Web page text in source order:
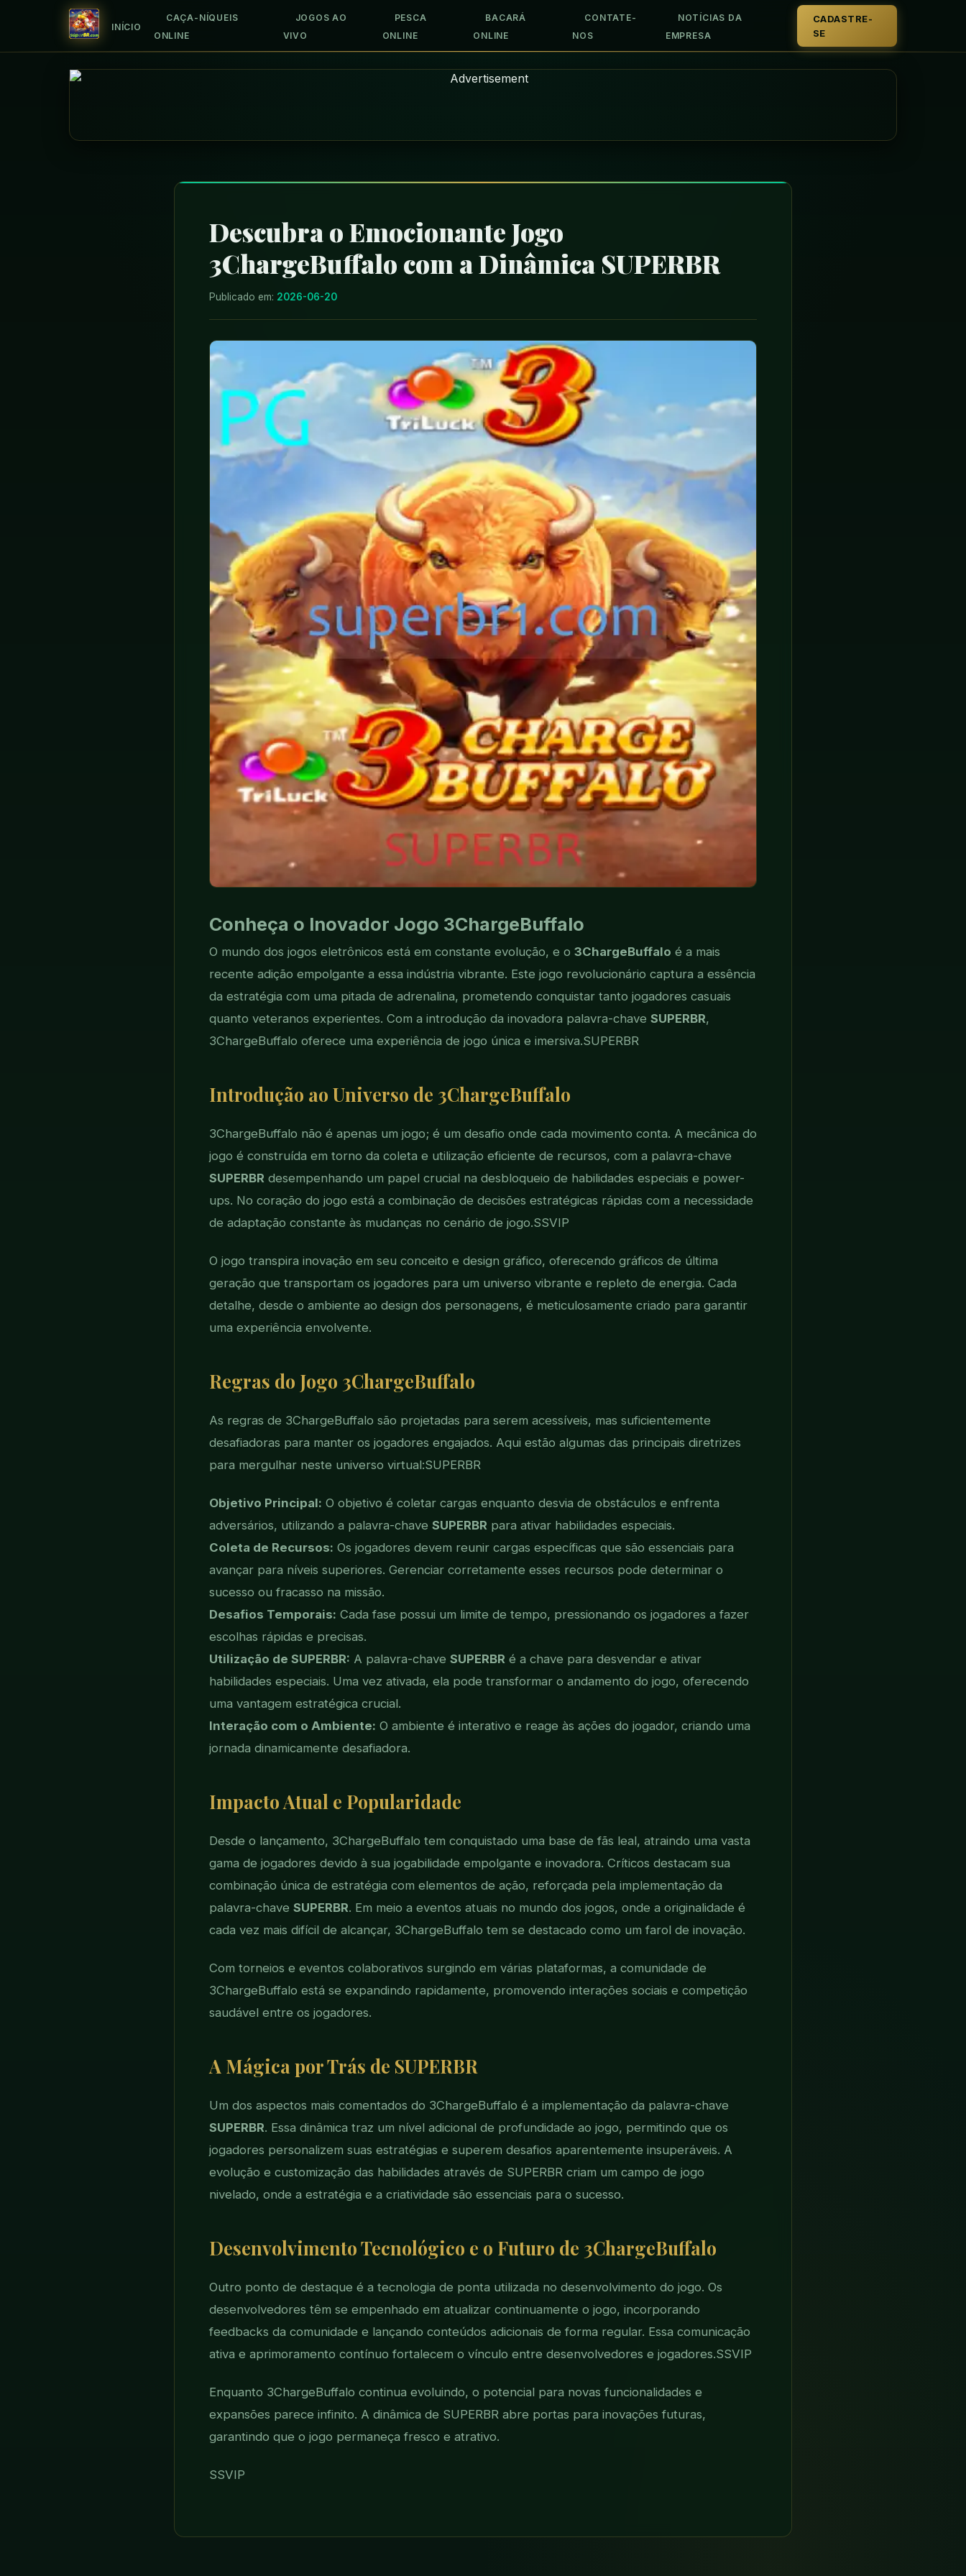
INÍCIO
CAÇA-NÍQUEIS
ONLINE
JOGOS AO
VIVO
PESCA
ONLINE
BACARÁ
ONLINE
CONTATE-
NOS
NOTÍCIAS DA
EMPRESA
CADASTRE-
SE
Descubra o Emocionante Jogo
3ChargeBuffalo com a Dinâmica SUPERBR
Publicado em: 2026-06-20
Conheça o Inovador Jogo 3ChargeBuffalo
O mundo dos jogos eletrônicos está em constante evolução, e o 3ChargeBuffalo é a mais
recente adição empolgante a essa indústria vibrante. Este jogo revolucionário captura a essência
da estratégia com uma pitada de adrenalina, prometendo conquistar tanto jogadores casuais
quanto veteranos experientes. Com a introdução da inovadora palavra-chave SUPERBR,
3ChargeBuffalo oferece uma experiência de jogo única e imersiva.SUPERBR
Introdução ao Universo de 3ChargeBuffalo
3ChargeBuffalo não é apenas um jogo; é um desafio onde cada movimento conta. A mecânica do
jogo é construída em torno da coleta e utilização eficiente de recursos, com a palavra-chave
SUPERBR desempenhando um papel crucial na desbloqueio de habilidades especiais e power-
ups. No coração do jogo está a combinação de decisões estratégicas rápidas com a necessidade
de adaptação constante às mudanças no cenário de jogo.SSVIP
O jogo transpira inovação em seu conceito e design gráfico, oferecendo gráficos de última
geração que transportam os jogadores para um universo vibrante e repleto de energia. Cada
detalhe, desde o ambiente ao design dos personagens, é meticulosamente criado para garantir
uma experiência envolvente.
Regras do Jogo 3ChargeBuffalo
As regras de 3ChargeBuffalo são projetadas para serem acessíveis, mas suficientemente
desafiadoras para manter os jogadores engajados. Aqui estão algumas das principais diretrizes
para mergulhar neste universo virtual:SUPERBR
Objetivo Principal: O objetivo é coletar cargas enquanto desvia de obstáculos e enfrenta
adversários, utilizando a palavra-chave SUPERBR para ativar habilidades especiais.
Coleta de Recursos: Os jogadores devem reunir cargas específicas que são essenciais para
avançar para níveis superiores. Gerenciar corretamente esses recursos pode determinar o
sucesso ou fracasso na missão.
Desafios Temporais: Cada fase possui um limite de tempo, pressionando os jogadores a fazer
escolhas rápidas e precisas.
Utilização de SUPERBR: A palavra-chave SUPERBR é a chave para desvendar e ativar
habilidades especiais. Uma vez ativada, ela pode transformar o andamento do jogo, oferecendo
uma vantagem estratégica crucial.
Interação com o Ambiente: O ambiente é interativo e reage às ações do jogador, criando uma
jornada dinamicamente desafiadora.
Impacto Atual e Popularidade
Desde o lançamento, 3ChargeBuffalo tem conquistado uma base de fãs leal, atraindo uma vasta
gama de jogadores devido à sua jogabilidade empolgante e inovadora. Críticos destacam sua
combinação única de estratégia com elementos de ação, reforçada pela implementação da
palavra-chave SUPERBR. Em meio a eventos atuais no mundo dos jogos, onde a originalidade é
cada vez mais difícil de alcançar, 3ChargeBuffalo tem se destacado como um farol de inovação.
Com torneios e eventos colaborativos surgindo em várias plataformas, a comunidade de
3ChargeBuffalo está se expandindo rapidamente, promovendo interações sociais e competição
saudável entre os jogadores.
A Mágica por Trás de SUPERBR
Um dos aspectos mais comentados do 3ChargeBuffalo é a implementação da palavra-chave
SUPERBR. Essa dinâmica traz um nível adicional de profundidade ao jogo, permitindo que os
jogadores personalizem suas estratégias e superem desafios aparentemente insuperáveis. A
evolução e customização das habilidades através de SUPERBR criam um campo de jogo
nivelado, onde a estratégia e a criatividade são essenciais para o sucesso.
Desenvolvimento Tecnológico e o Futuro de 3ChargeBuffalo
Outro ponto de destaque é a tecnologia de ponta utilizada no desenvolvimento do jogo. Os
desenvolvedores têm se empenhado em atualizar continuamente o jogo, incorporando
feedbacks da comunidade e lançando conteúdos adicionais de forma regular. Essa comunicação
ativa e aprimoramento contínuo fortalecem o vínculo entre desenvolvedores e jogadores.SSVIP
Enquanto 3ChargeBuffalo continua evoluindo, o potencial para novas funcionalidades e
expansões parece infinito. A dinâmica de SUPERBR abre portas para inovações futuras,
garantindo que o jogo permaneça fresco e atrativo.
SSVIP